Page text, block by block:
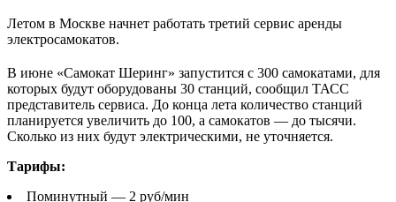
Летом в Москве начнет работать третий сервис аренды
электросамокатов.
В июне «Самокат Шеринг» запустится с 300 самокатами, для
которых будут оборудованы 30 станций, сообщил ТАСС
представитель сервиса. До конца лета количество станций
планируется увеличить до 100, а самокатов — до тысячи.
Сколько из них будут электрическими, не уточняется.
Тарифы:
Поминутный — 2 руб/мин